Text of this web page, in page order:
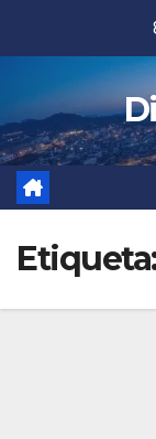
contenido